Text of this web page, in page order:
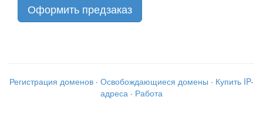
Оформить предзаказ
Регистрация доменов · Освобождающиеся домены · Купить IP-
адреса · Работа